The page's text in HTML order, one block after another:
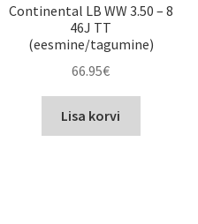
Continental LB WW 3.50 – 8
46J TT
(eesmine/tagumine)
66.95€
Lisa korvi